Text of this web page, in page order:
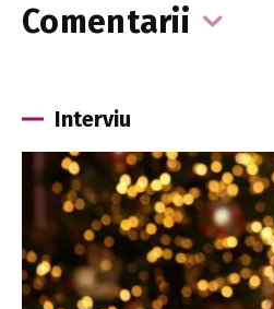
Comentarii
Interviu